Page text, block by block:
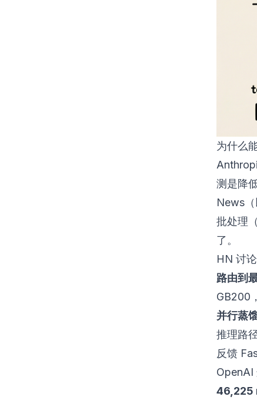
为什么
测是降
News
批处理
了。
HN 讨
路由到
GB200
并行蒸
推理路
反馈
OpenAI
46,225